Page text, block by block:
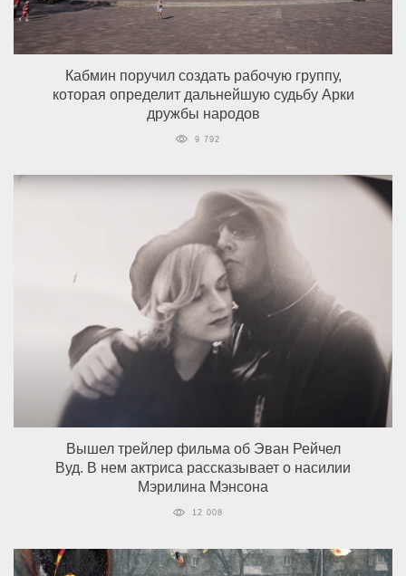
Кабмин поручил создать рабочую группу,
которая определит дальнейшую судьбу Арки
дружбы народов
9 792
Вышел трейлер фильма об Эван Рейчел
Вуд. В нем актриса рассказывает о насилии
Мэрилина Мэнсона
12 008